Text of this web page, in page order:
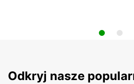
Odkryj nasze